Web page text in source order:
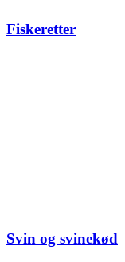
Fiskeretter
Svin og svinekød